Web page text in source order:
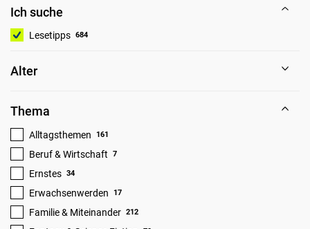
Ich suche
Lesetipps 684
Alter
Thema
Alltagsthemen 161
Beruf & Wirtschaft 7
Ernstes 34
Erwachsenwerden 17
Familie & Miteinander 212